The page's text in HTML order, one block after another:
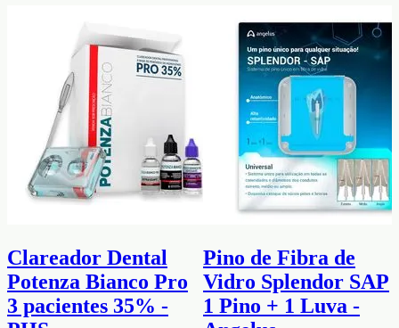
Clareador Dental
Potenza Bianco Pro
3 pacientes 35% -
Pino de Fibra de
Vidro Splendor SAP
1 Pino + 1 Luva -